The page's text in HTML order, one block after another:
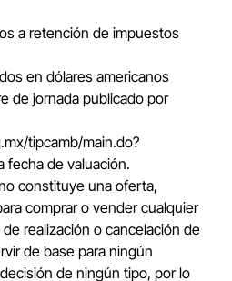
a retención de impuestos
en dólares americanos
de jornada publicado por
tipcamb/main.do?
fecha de valuación.
constituye una oferta,
comprar o vender cualquier
realización o cancelación de
de base para ningún
de ningún tipo, por lo